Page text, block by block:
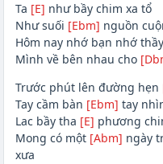
Ta [E] như bầy chim xa tổ
Như suối [Ebm] nguồn
Hôm nay nhớ bạn nhớ thầy
Mình về bên nhau cho
Trước phút lên đường hẹn
Tay cầm bàn [Ebm] tay
Lac bầy tha [E] phương
Mong có một [Abm] ngày
xưa